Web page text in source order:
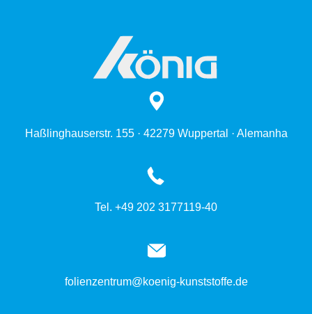
Haßlinghauserstr. 155 · 42279 Wuppertal · Alemanha
Tel. +49 202 3177119-40
folienzentrum@koenig-kunststoffe.de